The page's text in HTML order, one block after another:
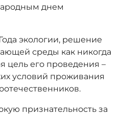
днем
экологии, решение
среды как никогда
цель его проведения –
условий проживания
признательность за